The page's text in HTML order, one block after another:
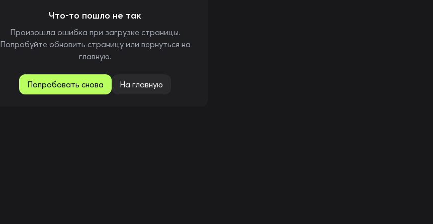
Что-то пошло не так
Произошла ошибка при загрузке страницы.
Попробуйте обновить страницу или вернуться на
главную.
Попробовать снова На главную